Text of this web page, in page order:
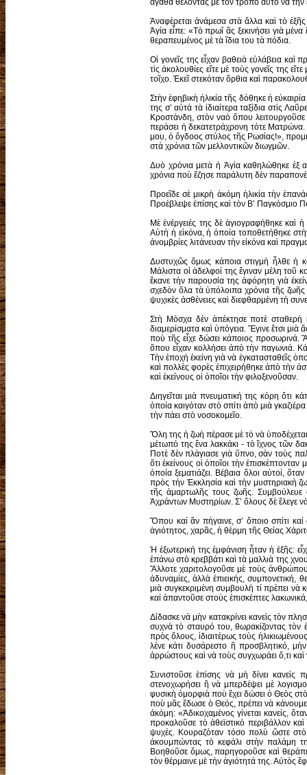
ἀγαθὰ θέλοντας μὲ τὸν τρόπο αὐτὸ νὰ
Ἀναφέρεται ἀνάμεσα στὰ ἄλλα καὶ τὸ
Ἁγία εἶπε: «Τὸ πρωΐ ἂς ξεκινήσει γιὰ
θεραπευμένος μὲ τὰ ἴδια του τὰ πόδια.
Οἱ γονεῖς της εἶχαν βαθειὰ εὐλάβεια καὶ
τὶς ἀκολουθίες εἴτε μὲ τοὺς γονεῖς της
τοῖχο. Ἐκεῖ στεκόταν ὄρθια καὶ
Στὴν ἐφηβικὴ ἡλικία τῆς δόθηκε ἡ
της σ’ αὐτά τὰ ἰδιαίτερα ταξίδια στὶς
Κροστάνδη, στὸν ναὸ ὅπου
περάσει ἡ δεκατετράχρονη τότε
μου, ὁ ὄγδοος στύλος τῆς Ρωσίας!»,
στὰ χρόνια τῶν μελλοντικῶν διωγμῶν.
Δυὸ χρόνια μετὰ ἡ Ἁγία καθηλώθηκε ἐξ
χρόνια ποὺ ἔζησε παράλυτη δὲν
Προεῖδε σὲ μικρὴ ἀκόμη ἡλικία τὴν
Προέβλεψε ἐπίσης καὶ τὸν Β’ Παγκόσμιο
Μὲ ἐνέργειές της δὲ ἀγιογραφήθηκε
Αὐτὴ ἡ εἰκόνα, ἡ ὁποία τοποθετήθηκε
ἀνομβρίες λιτάνευαν τὴν εἰκόνα καὶ
Δυστυχῶς ὅμως κάποια στιγμὴ ἦλθε ἡ
Μάλιστα οἱ ἀδελφοί της ἔγιναν μέλη τοῦ
ἔκανε τὴν παρουσία της ἀφόρητη γιὰ
σχεδὸν ὅλα τὰ ὑπόλοιπα χρόνια τῆς
ψυχικὲς ἀσθένειες καὶ διεφθαρμένη τὴ
Στὴ Μόσχα δὲν ἀπέκτησε ποτὲ σταθερὴ
διαμερίσματα καὶ ὑπόγεια. Ἔγινε ἔτσι
ποὺ τῆς εἶχε δώσει κάποιος προσωρινά.
ὅπου εἶχαν κολλήσει ἀπὸ τὴν παγωνιά.
Τὴν ἐποχὴ ἐκείνη γιὰ νὰ ἐγκατασταθεῖς
καὶ πολλὲς φορὲς ἐπιχειρήθηκε ἀπὸ τὴν
καὶ ἐκείνους οἱ ὁποῖοι τὴν φιλοξενοῦσαν.
Διηγεῖται μιὰ πνευματική της κόρη ὅτι
ὁποία καιγόταν στὸ σπίτι ἀπὸ μιὰ
τὴν πάει στὸ νοσοκομεῖο.
Ὅλη της ἡ ζωὴ πέρασε μὲ τὸ νὰ
μέτωπό της ἕνα λακκάκι - τὸ ἴχνος τῶν
Ποτὲ δὲν πλάγιασε γιὰ ὕπνο, σὰν τοὺς
ὅτι ἐκείνους οἱ ὁποῖοι τὴν
ὁποία ξεματιάζει. Βέβαια ὅλοι αὐτοί,
πρὸς τὴν Ἐκκλησία καὶ τὴν μυστηριακὴ
τῆς ἁμαρτωλῆς τους ζωῆς. Συμβούλευε
Ἀχράντων Μυστηρίων. Σ’ ὅλους δὲ ἔλεγε
Ὅπου καί ἂν πήγαινε, σ’ ὅποιο σπίτι καί
ἁγιότητος, χαρᾶς, ἡ θέρμη τῆς Θείας
Ἡ ἐξωτερική της ἐμφάνιση ἦταν ἡ ἑξῆς:
ἐπάνω στὸ κρεββάτι καὶ τὰ μαλλιὰ της
Ἄλλοτε χαριτολογοῦσε μὲ τοὺς
ἀδυναμίες, ἀλλὰ ἐπιεικής,
μιὰ συγκεκριμένη συμβουλὴ τί πρέπει νὰ
καί ἀπαντοῦσε στοὺς ἐπισκέπτες
Δίδασκε νὰ μὴν κατακρίνει κανεὶς τὸν
συχνὰ τὸ σταυρό του, θωρακίζοντας
πρὸς ὅλους, ἰδιαιτέρως τοὺς
λένε κάτι δυσάρεστο ἢ προσβλητικό,
ἀρρώστους καὶ νὰ τοὺς συγχωράει ὅ,τι
Συνιστοῦσε ἐπίσης νὰ μὴ δίνει
στενοχωρήσει ἢ νὰ μπερδέψει μὲ
φυσικὴ ὀμορφιὰ ποὺ ἔχει δώσει ὁ Θεὸς
ποὺ μᾶς ἔδωσε ὁ Θεός, πρέπει νὰ
ἀκόμη: «Ἀδικοχαμένος γίνεται κανείς,
προκαλοῦσε τὸ ἀθεϊστικὸ περιβάλλον
ψυχές. Κουραζόταν τόσο πολὺ ὥστε στὸ
ἀκουμπώντας τὸ κεφάλι στὴν παλάμη
Βοηθοῦσε ὅμως, παρηγοροῦσε καὶ
τὸν θέρμαινε μὲ τὴν ἁγιότητά της. Αὐτὸς